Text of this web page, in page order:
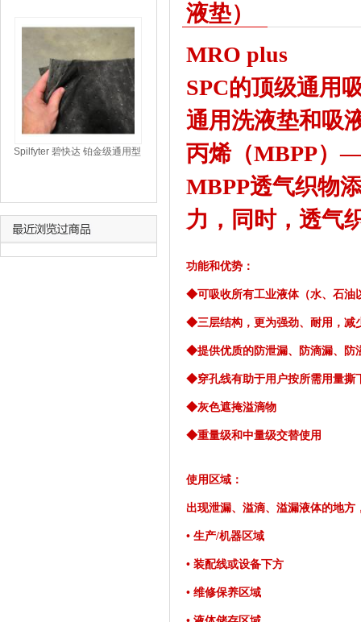
液垫）
MRO plus
SPC的顶级通用
通用洗液垫和吸
丙烯（MBPP）
MBPP透气织物
力，同时，透气
功能和优势：
◆可吸收所有工业液体（水、石油
◆三层结构，更为强劲、耐用，减
◆提供优质的防泄漏、防滴漏、防
◆穿孔线有助于用户按所需用量撕
◆灰色遮掩溢滴物
◆重量级和中量级交替使用
使用区域：
出现泄漏、溢滴、溢漏液体的地方
• 生产/机器区域
• 装配线或设备下方
• 维修保养区域
Spilfyter 碧快达 铂金级通用型